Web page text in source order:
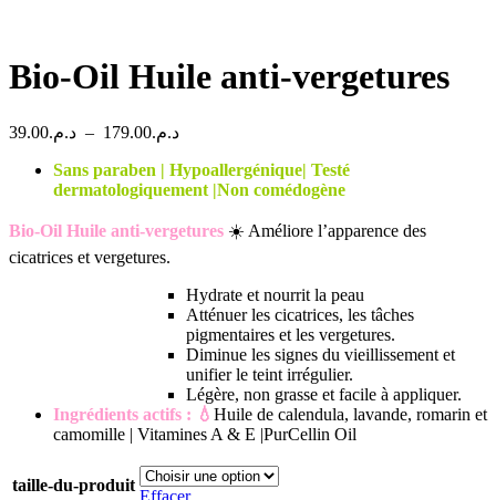
Bio-Oil Huile anti-vergetures
د.م.39.00 – د.م.179.00
Plage
prix :
د.م.39.00
د.م.179.00
Sans paraben | Hypoallergénique| Testé
dermatologiquement |Non comédogène
Bio-Oil Huile anti-vergetures ☀️ Améliore l’apparence des
cicatrices et vergetures.
Hydrate et nourrit la peau
Atténuer les cicatrices, les tâches
pigmentaires et les vergetures.
Diminue les signes du vieillissement et
unifier le teint irrégulier.
Légère, non grasse et facile à appliquer.
Ingrédients actifs : 💧 Huile de calendula, lavande, romarin et
camomille | Vitamines A & E |PurCellin Oil
taille-du-produit
Effacer